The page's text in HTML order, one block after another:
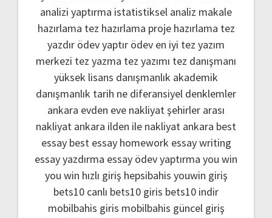
analizi yaptırma istatistiksel analiz makale
hazırlama tez hazırlama proje hazırlama tez
yazdır ödev yaptır ödev en iyi tez yazım
merkezi tez yazma tez yazımı tez danışmanı
yüksek lisans danışmanlık akademik
danışmanlık tarih ne diferansiyel denklemler
ankara evden eve nakliyatşehirler arası
nakliyat ankara ilden ile nakliyat ankara best
essay best essay homework essay writing
essay yazdırma essay ödev yaptırma you win
you win hızlı giriş hepsibahis youwin giriş
bets10 canlı bets10 giris bets10 indir
mobilbahis giris mobilbahis güncel giriş